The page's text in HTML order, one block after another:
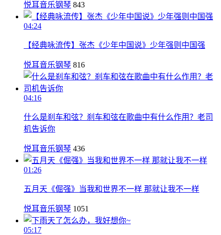
悦耳音乐钢琴 843
04:24
【经典咏流传】张杰《少年中国说》少年强则中国强
悦耳音乐钢琴 816
04:16
什么是刹车和弦？刹车和弦在歌曲中有什么作用？老司
机告诉你
悦耳音乐钢琴 436
01:26
五月天《倔强》当我和世界不一样 那就让我不一样
悦耳音乐钢琴 1051
05:17